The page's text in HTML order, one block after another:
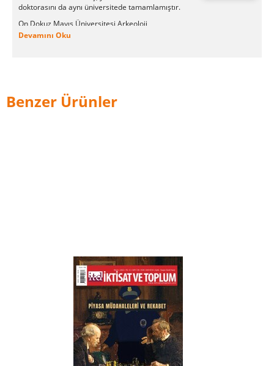
doktorasını da aynı üniversitede tamamlamıştır.
On Dokuz Mayıs Üniversitesi Arkeoloji
Bölümü'nde Profesör olarak çalışmaktadır.
Devamını Oku
Benzer Ürünler